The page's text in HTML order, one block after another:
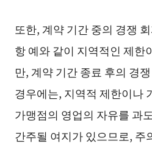
또한, 계약 기간 중의 경쟁
항 예와 같이 지역적인 제한
만, 계약 기간 종료 후의 경
경우에는, 지역적 제한이나
가맹점의 영업의 자유를 과
간주될 여지가 있으므로, 주